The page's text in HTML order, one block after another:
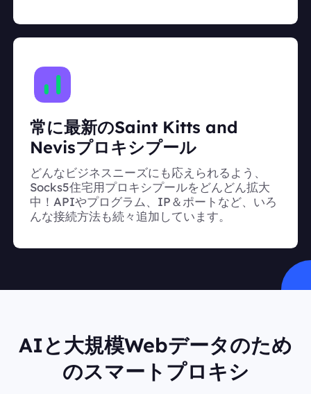
常に最新のSaint Kitts and
Nevisプロキシプール
どんなビジネスニーズにも応えられるよう、
Socks5住宅用プロキシプールをどんどん拡大
中！APIやプログラム、IP＆ポートなど、いろ
んな接続方法も続々追加しています。
AIと大規模Webデータのため
のスマートプロキシ